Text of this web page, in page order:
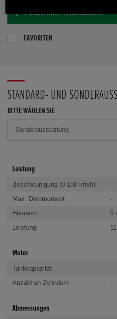
PROBEFAHRT VEREINBAREN
FAVORITEN
STANDARD- UND
BITTE WÄHLEN SIE
Leistung
Beschleunigung (0-100 km/h)
-
Max. Drehmoment
-
Hubraum
0
Leistung
Motor
Tankkapazität
-
Anzahl an Zylindern
-
Abmessungen